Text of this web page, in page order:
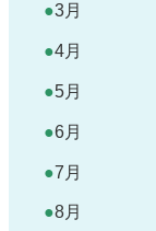
3月
4月
5月
6月
7月
8月